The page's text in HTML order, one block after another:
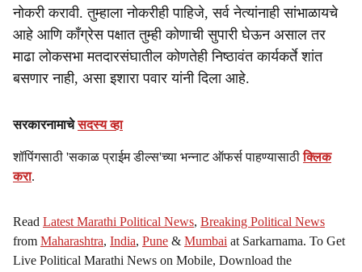
नोकरी करावी. तुम्हाला नोकरीही पाहिजे, सर्व नेत्यांनाही सांभाळायचे
आहे आणि काँग्रेस पक्षात तुम्ही कोणाची सुपारी घेऊन असाल तर
माढा लोकसभा मतदारसंघातील कोणतेही निष्ठावंत कार्यकर्ते शांत
बसणार नाही, असा इशारा पवार यांनी दिला आहे.
सरकारनामाचेसदस्य व्हा
शॉपिंगसाठी 'सकाळ प्राईम डील्स'च्या भन्नाट ऑफर्स पाहण्यासाठीक्लिक
करा.
Read Latest Marathi Political News, Breaking Political News
from Maharashtra, India, Pune & Mumbai at Sarkarnama. To Get
Live Political Marathi News on Mobile, Download the